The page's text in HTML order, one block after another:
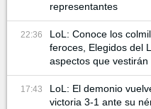
representantes
22:36
LoL: Conoce los
feroces, Elegidos del
aspectos que
17:43
LoL: El demonio
victoria 3-1 ante su